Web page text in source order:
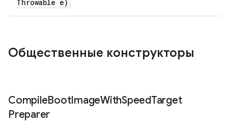
Throwable e)
Общественные конструкторы
CompileBootImageWithSpeedTarget
Preparer